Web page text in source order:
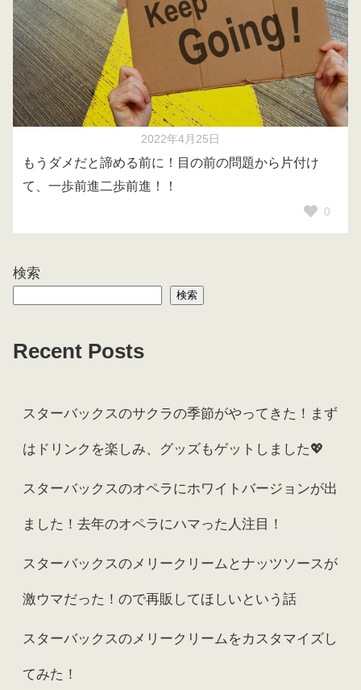
2022年4月25日
もうダメだと諦める前に！目の前の問題から片付け
て、一歩前進二歩前進！！
0
検索
検索
Recent Posts
スターバックスのサクラの季節がやってきた！まず
はドリンクを楽しみ、グッズもゲットしました💖
スターバックスのオペラにホワイトバージョンが出
ました！去年のオペラにハマった人注目！
スターバックスのメリークリームとナッツソースが
激ウマだった！ので再販してほしいという話
スターバックスのメリークリームをカスタマイズし
てみた！